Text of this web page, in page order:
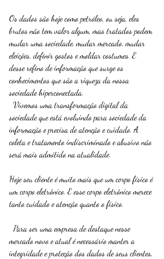
Os dados são hoje como petróleo, ou seja, eles
brutos não tem valor algum, mas tratados podem
mudar uma sociedade, mudar mercado, mudar
eleições, definir gostos e moldar costumes. E
desse refino de informação que surge os
conhecimentos que são a riqueza da nossa
sociedade hiperconectada.
sociedade que está evoluindo para sociedade da
informação e precisa de atenção e cuidado. A
coleta e tratamento indiscriminado e abusivo não
será mais admitido na atualidade.
Hoje seu cliente é muito mais que um corpo físico é
um corpo eletrônico. E esse corpo eletrônico merece
tanto cuidado e atenção quanto o físico.
mercado novo e atual é necessário manter a
integridade e proteção dos dados de seus clientes,